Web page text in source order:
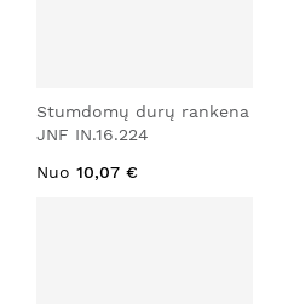
Stumdomų durų rankena
JNF IN.16.224
Nuo 10,07 €